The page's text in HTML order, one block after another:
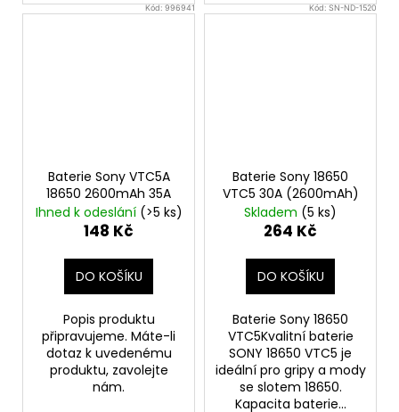
Kód:996941
Baterie Sony VTC5A
18650 2600mAh 35A
Ihned k odeslání (>5 ks)
148 Kč
DO KOŠÍKU
Popis produktu
připravujeme. Máte-li
dotaz k uvedenému
produktu, zavolejte
nám.
Kód:SN-ND-1520
Baterie Sony 18650
VTC5 30A (2600mAh)
Skladem (5 ks)
264 Kč
DO KOŠÍKU
Baterie Sony 18650
VTC5Kvalitní baterie
SONY 18650 VTC5 je
ideální pro gripy a mody
se slotem 18650.
Kapacita baterie...